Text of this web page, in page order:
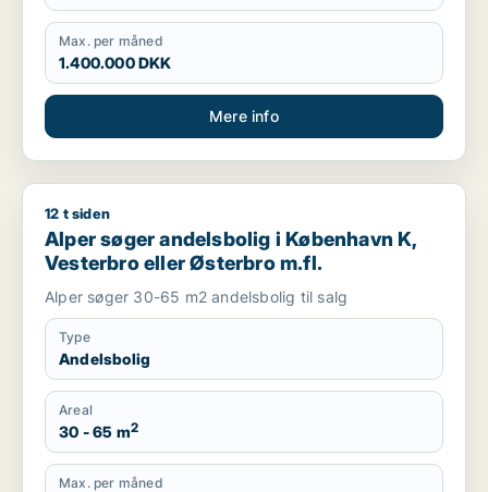
Max. per måned
1.400.000 DKK
Mere info
Alper søger andelsbolig i København K, Vesterbro eller
12 t siden
Alper søger andelsbolig i København K,
Vesterbro eller Østerbro m.fl.
Alper søger 30-65 m2 andelsbolig til salg
Type
Andelsbolig
Areal
30 - 65 m2
Max. per måned